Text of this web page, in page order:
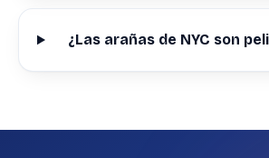
¿Las arañas de NYC son